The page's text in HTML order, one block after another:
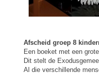
Afscheid groep 8
Een boeket met een
Dit stelt de
Al die verschillende